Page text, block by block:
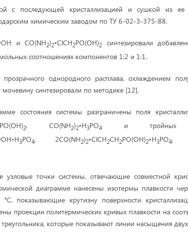
с последующей кристаллизацией и сушкой из ее
химическим заводом по ТУ 6-02-3-375-88.
и CO(NH2)2•ClCH2РO(OH)2
синтезировали
соотношениях компонентов 1:2 и 1:1.
прозрачного однородного расплава, охлаждением
синтезировали по методике [12].
состояния системы разграничены поля
PO(OH)2, CO(NH2)2•H3PO4
и тройных
3PO4, 2CO(NH2)2•ClCH2CH2PO(OH)2•H3PO4,
узловые точки системы, отвечающие совместной
диаграмме нанесены изотермы плавкости
показывающие крутизну поверхности
проекции политермических кривых плавкости на
которые показывают линии насыщения